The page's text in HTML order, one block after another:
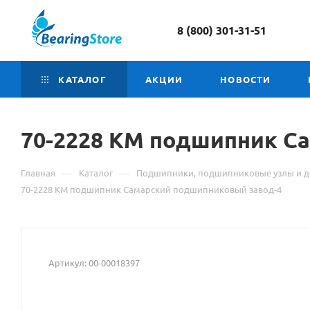
8 (800) 301-31-51
КАТАЛОГ АКЦИИ НОВОСТИ
70-2228 КM подшипник
о
Главная — Каталог — Подшипники, подшипниковые узлы и
70-2228 КM подшипник Самарский подшипниковый завод-4
Артикул:00-00018397